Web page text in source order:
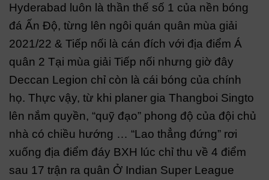
Hyderabad luôn là thần thế số 1 của nền bóng
đá Ấn Độ, từng lên ngôi quán quân mùa giải
2021/22 & Tiếp nối là cán đích với địa điểm Á
quân 2 Tại mùa giải Tiếp nối nhưng giờ đây
Deccan Legion chỉ còn là cái bóng của chính
họ. Thực vậy, từ khi planer gia Thangboi Singto
lên nắm quyền, “quỹ đạo” phong độ của đội chủ
nhà có chiều hướng … “Lao thẳng đứng” rơi
xuống địa điểm đáy BXH lúc chỉ thu về 4 điểm
sau 17 trận ra quân Ở Indian Super League